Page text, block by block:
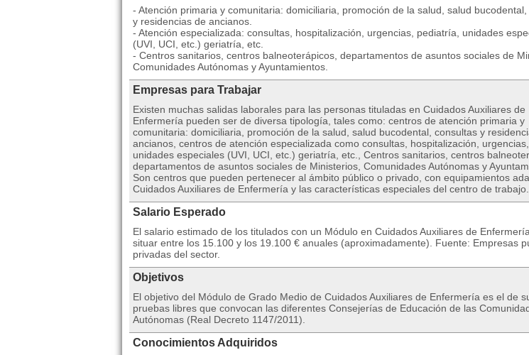
- Atención primaria y comunitaria: domiciliaria, promoción de la salud, salud
y residencias de ancianos.
- Atención especializada: consultas, hospitalización, urgencias, pediatría, unidades
(UVI, UCI, etc.) geriatría, etc.
- Centros sanitarios, centros balneoterápicos, departamentos de asuntos sociales de
Comunidades Autónomas y Ayuntamientos.
Empresas para Trabajar
Existen muchas salidas laborales para las personas tituladas en Cuidados Auxiliares de
Enfermería pueden ser de diversa tipología, tales como: centros de atención primaria y
comunitaria: domiciliaria, promoción de la salud, salud bucodental, consultas y
ancianos, centros de atención especializada como consultas, hospitalización,
unidades especiales (UVI, UCI, etc.) geriatría, etc., Centros sanitarios, centros
departamentos de asuntos sociales de Ministerios, Comunidades Autónomas y
Son centros que pueden pertenecer al ámbito público o privado, con equipamientos
Cuidados Auxiliares de Enfermería y las características especiales del centro de trabajo.
Salario Esperado
El salario estimado de los titulados con un Módulo en Cuidados Auxiliares de
situar entre los 15.100 y los 19.100 € anuales (aproximadamente). Fuente: Empresas
privadas del sector.
Objetivos
El objetivo del Módulo de Grado Medio de Cuidados Auxiliares de Enfermería es el de
pruebas libres que convocan las diferentes Consejerías de Educación de las
Autónomas (Real Decreto 1147/2011).
Conocimientos Adquiridos